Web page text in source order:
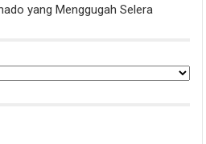
yang Menggugah Selera